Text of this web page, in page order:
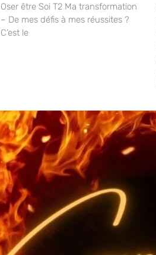
Oser être Soi T2 Ma transformation
– De mes défis à mes réussites ?
C’est le